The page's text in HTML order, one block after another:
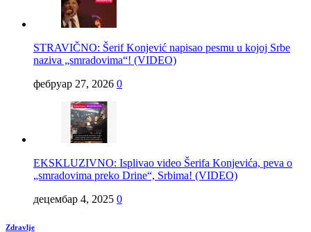
STRAVIČNO: Šerif Konjević napisao pesmu u kojoj Srbe
naziva „smradovima“! (VIDEO)
фебруар 27, 2026 0
EKSKLUZIVNO: Isplivao video Šerifa Konjevića, peva o
„smradovima preko Drine“, Srbima! (VIDEO)
децембар 4, 2025 0
Zdravlje